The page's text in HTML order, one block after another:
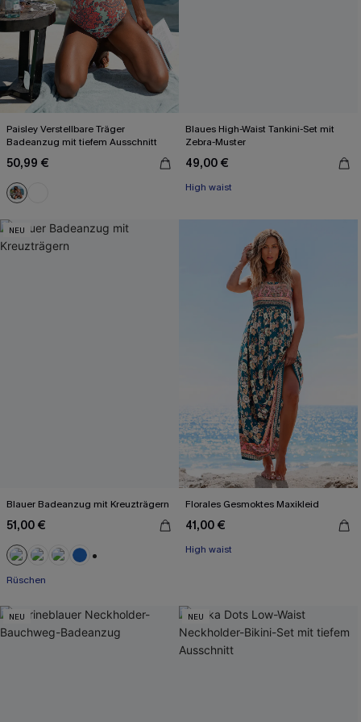
Paisley Verstellbare Träger
Badeanzug mit tiefem Ausschnitt
50,99 €
Blaues High-Waist Tankini-Set mit
Zebra-Muster
49,00 €
High waist
NEU
Blauer Badeanzug mit Kreuzträgern
51,00 €
Rüschen
Florales Gesmoktes Maxikleid
41,00 €
High waist
NEU NEU